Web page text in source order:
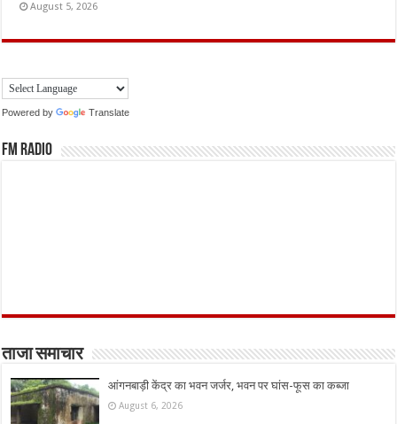
August 5, 2026
Powered by Translate
FM Radio
ताजा समाचार
आंगनबाड़ी केंद्र का भवन जर्जर, भवन पर घांस-फूस का कब्जा
August 6, 2026